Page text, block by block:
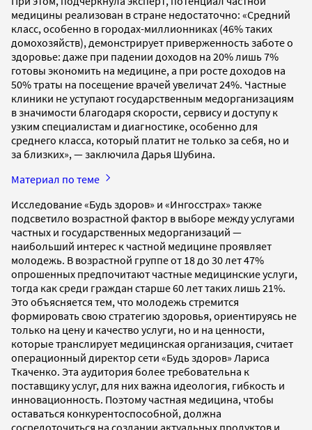
медицины реализован в стране недостаточно: «Средний
класс, особенно в городах-миллионниках (46% таких
домохозяйств), демонстрирует приверженность заботе о
здоровье: даже при падении доходов на 20% лишь 7%
готовы экономить на медицине, а при росте доходов на
50% траты на посещение врачей увеличат 24%. Частные
клиники не уступают государственным медорганизациям
в значимости благодаря скорости, сервису и доступу к
узким специалистам и диагностике, особенно для
среднего класса, который платит не только за себя, но и
за близких», — заключила Дарья Шубина.
Материал по теме
Исследование «Будь здоров» и «Ингосстрах» также
подсветило возрастной фактор в выборе между услугами
частных и государственных медорганизаций —
наибольший интерес к частной медицине проявляет
молодежь. В возрастной группе от 18 до 30 лет 47%
опрошенных предпочитают частные медицинские услуги,
тогда как среди граждан старше 60 лет таких лишь 21%.
Это объясняется тем, что молодежь стремится
формировать свою стратегию здоровья, ориентируясь не
только на цену и качество услуги, но и на ценности,
которые транслирует медицинская организация, считает
операционный директор сети «Будь здоров» Лариса
Ткаченко. Эта аудитория более требовательна к
поставщику услуг, для них важна идеология, гибкость и
инновационность. Поэтому частная медицина, чтобы
оставаться конкурентоспособной, должна
сосредоточиться на создании актуальных продуктов и